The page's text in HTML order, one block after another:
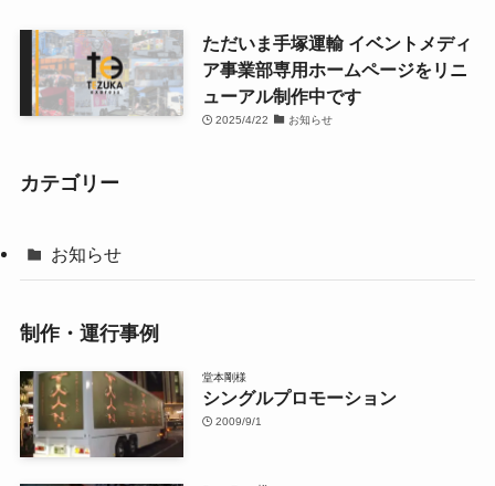
ただいま手塚運輸 イベントメディ
ア事業部専用ホームページをリニ
ューアル制作中です
2025/4/22 お知らせ
カテゴリー
お知らせ
制作・運行事例
堂本剛様
シングルプロモーション
2009/9/1